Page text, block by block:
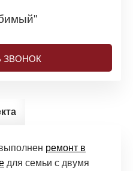
ЗВОНОК
ремонт в
для семьи с двумя